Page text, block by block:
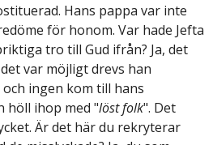
Hans pappa var inte
för honom. Var hade Jefta
tro till Gud ifrån? Ja, det
var möjligt drevs han
ingen kom till hans
höll ihop med "löst folk". Det
Är det här du rekryterar